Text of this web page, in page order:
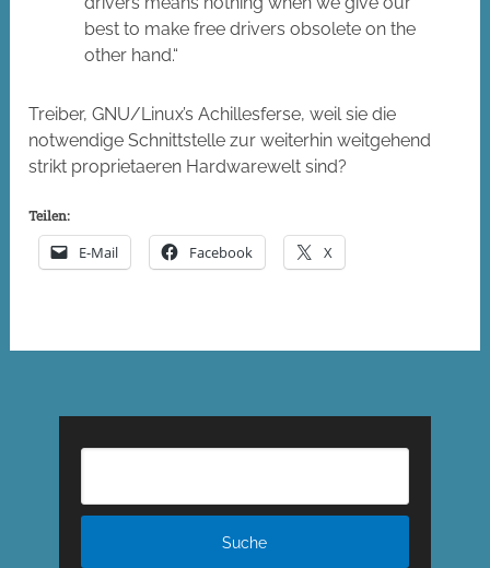
best to make free drivers obsolete on the
other hand.“
Treiber, GNU/Linux’s Achillesferse, weil sie die
notwendige Schnittstelle zur weiterhin weitgehend
strikt proprietaeren Hardwarewelt sind?
Teilen:
E-Mail Facebook X